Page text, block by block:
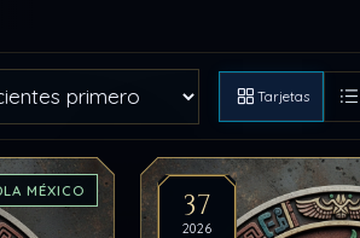
Tarjetas
MÉXICO 37
2026